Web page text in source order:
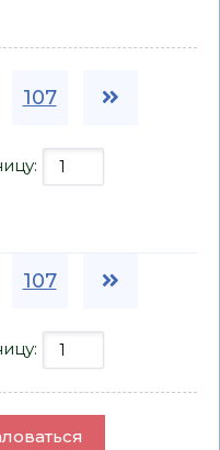
107
107